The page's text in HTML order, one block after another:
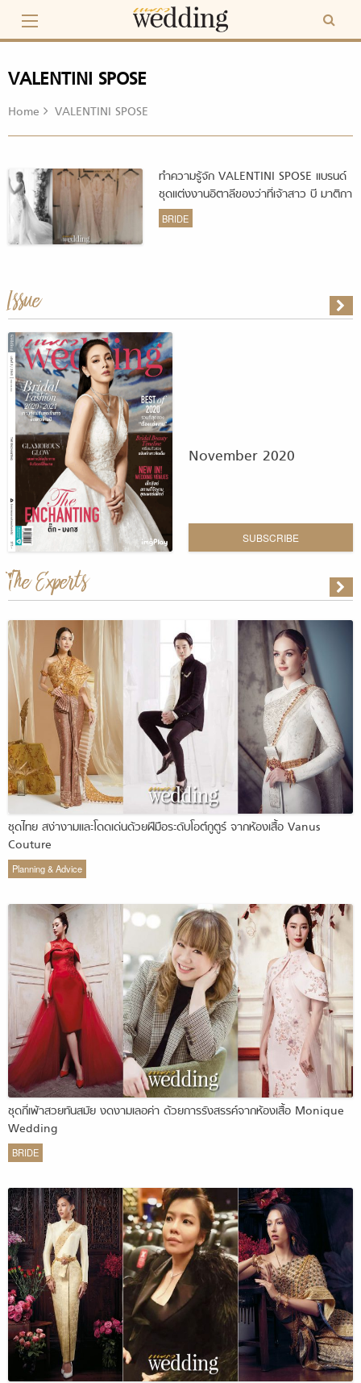
content
VALENTINI SPOSE
Home VALENTINI SPOSE
ทำความรู้จัก VALENTINI SPOSE แบรนด์
ชุดแต่งงานอิตาลีของว่าที่เจ้าสาว บี มาติกา
BRIDE
Issue
November 2020
SUBSCRIBE
The Experts
ชุดไทย สง่างามและโดดเด่นด้วยฝีมือระดับโอต์กูตูร์ จากห้องเสื้อ Vanus
Couture
Planning & Advice
ชุดกี่เพ้าสวยทันสมัย งดงามเลอค่า ด้วยการรังสรรค์จากห้องเสื้อ Monique
Wedding
BRIDE